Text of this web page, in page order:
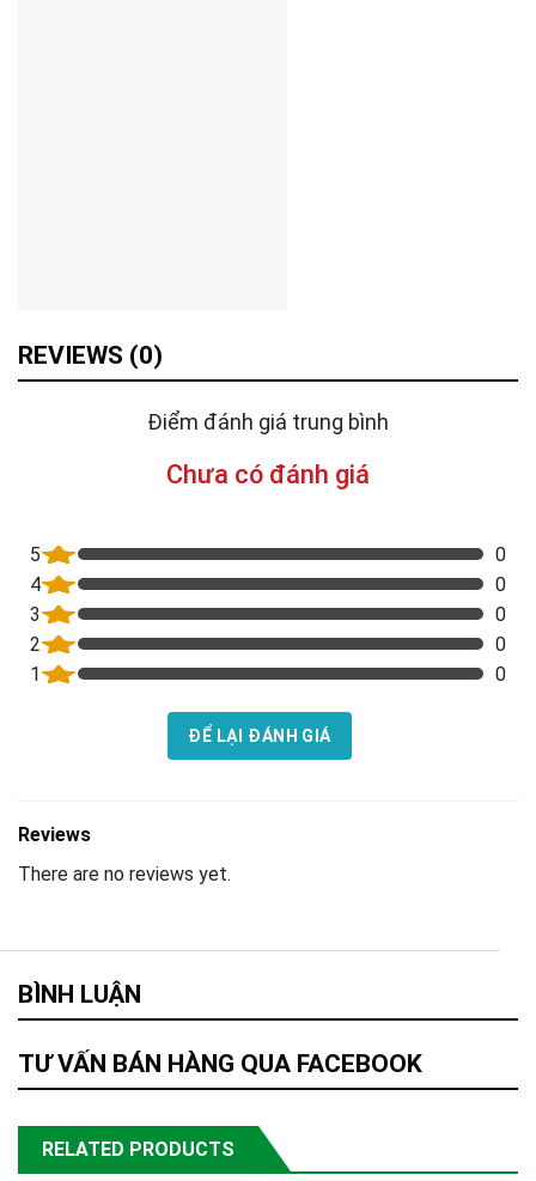
REVIEWS (0)
Điểm đánh giá trung bình
Chưa có đánh giá
5
0
4
0
3
0
2
0
1
0
ĐỂ LẠI ĐÁNH GIÁ
Reviews
There are no reviews yet.
BÌNH LUẬN
TƯ VẤN BÁN HÀNG QUA FACEBOOK
RELATED PRODUCTS